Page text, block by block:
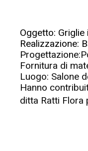
Oggetto:
Realizzazione:
Fornitura di
Luogo: Salone
Hanno
ditta Ratti Flora